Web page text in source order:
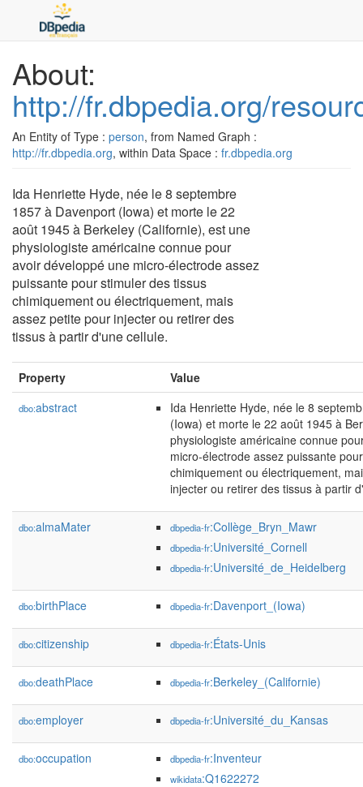
About:
http://fr.dbpedia.org/
An Entity of Type : person, from Named Graph :
http://fr.dbpedia.org, within Data Space : fr.dbpedia.org
Ida Henriette Hyde, née le 8 septembre
1857 à Davenport (Iowa) et morte le 22
août 1945 à Berkeley (Californie), est une
physiologiste américaine connue pour
avoir développé une micro-électrode assez
puissante pour stimuler des tissus
chimiquement ou électriquement, mais
assez petite pour injecter ou retirer des
tissus à partir d'une cellule.
Property Value
dbo:abstract
Ida Henriette Hyde, née le 8
(Iowa) et morte le 22 août 1945 à
physiologiste américaine connue
micro-électrode assez puissante
chimiquement ou électriquement,
injecter ou retirer des tissus à partir
dbo:almaMater dbpedia-fr:Collège_Bryn_Mawr
dbpedia-fr:Université_Cornell
dbpedia-fr:Université_de_Heidelberg
dbo:birthPlace dbpedia-fr:Davenport_(Iowa)
dbo:citizenship dbpedia-fr:États-Unis
dbo:deathPlace dbpedia-fr:Berkeley_(Californie)
dbo:employer dbpedia-fr:Université_du_Kansas
dbo:occupation dbpedia-fr:Inventeur
wikidata:Q1622272